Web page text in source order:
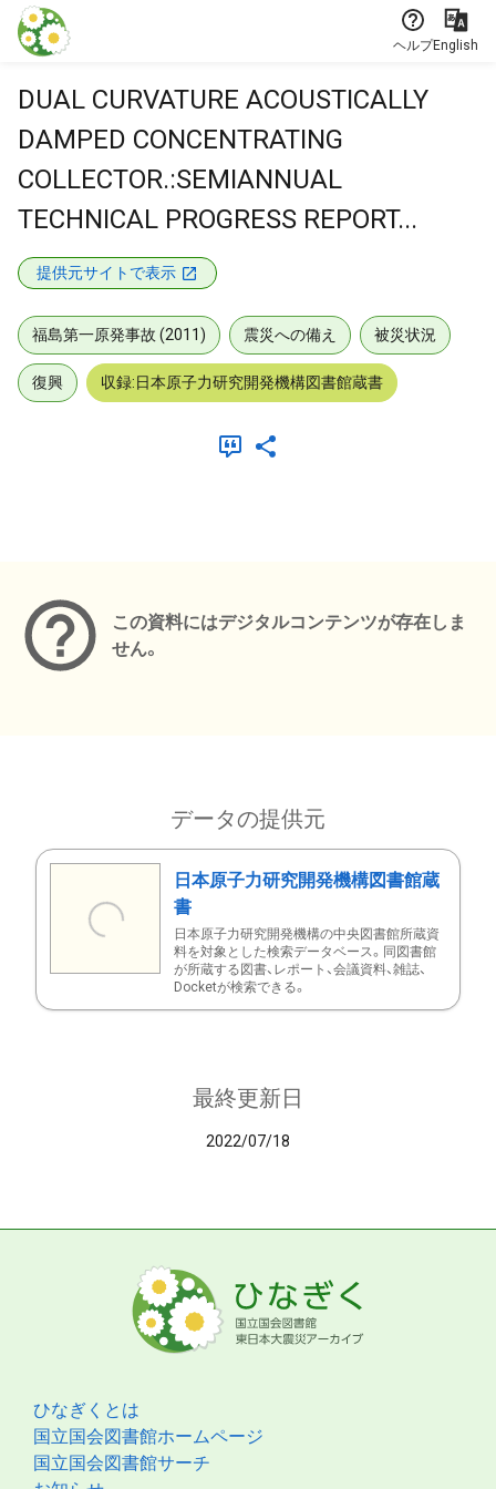
本文に飛ぶ
ヘルプEnglish
DUAL CURVATURE ACOUSTICALLY
DAMPED CONCENTRATING
COLLECTOR.:SEMIANNUAL
TECHNICAL PROGRESS REPORT...
提供元サイトで表示
福島第一原発事故 (2011) 震災への備え 被災状況
復興 収録:日本原子力研究開発機構図書館蔵書
この資料にはデジタルコンテンツが存在しま
せん。
データの提供元
日本原子力研究開発機構図書館蔵
書
日本原子力研究開発機構の中央図書館所蔵資
料を対象とした検索データベース。同図書館
が所蔵する図書、レポート、会議資料、雑誌、
Docketが検索できる。
最終更新日
2022/07/18
ひなぎくとは
国立国会図書館ホームページ
国立国会図書館サーチ